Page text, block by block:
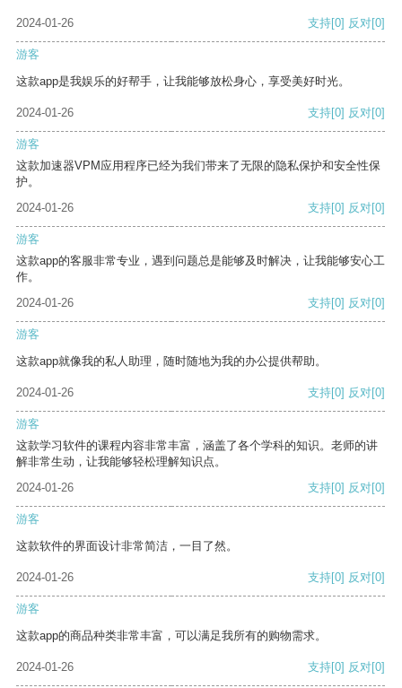
2024-01-26 支持[0] 反对[0]
游客
这款app是我娱乐的好帮手，让我能够放松身心，享受美好时光。
2024-01-26 支持[0] 反对[0]
游客
这款加速器VPM应用程序已经为我们带来了无限的隐私保护和安全性保
护。
2024-01-26
支持[0] 反对[0]
游客
这款app的客服非常专业，遇到问题总是能够及时解决，让我能够安心工
作。
2024-01-26
支持[0] 反对[0]
游客
这款app就像我的私人助理，随时随地为我的办公提供帮助。
2024-01-26 支持[0] 反对[0]
游客
这款学习软件的课程内容非常丰富，涵盖了各个学科的知识。老师的讲
解非常生动，让我能够轻松理解知识点。
2024-01-26
支持[0] 反对[0]
游客
这款软件的界面设计非常简洁，一目了然。
2024-01-26 支持[0] 反对[0]
游客
这款app的商品种类非常丰富，可以满足我所有的购物需求。
2024-01-26 支持[0] 反对[0]